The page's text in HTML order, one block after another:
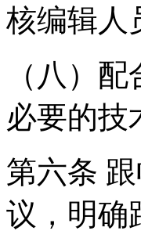
核编辑人
（八）
必要的技
第六条
议，明确